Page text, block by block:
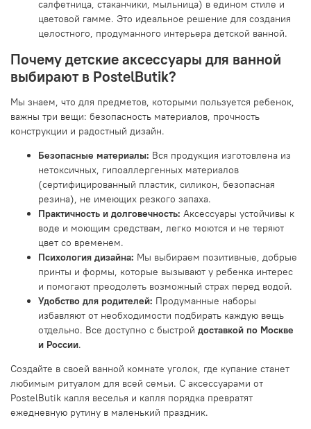
салфетница, стаканчики, мыльница) в едином стиле и
цветовой гамме. Это идеальное решение для создания
целостного, продуманного интерьера детской ванной.
Почему детские аксессуары для ванной
выбирают в PostelButik?
Мы знаем, что для предметов, которыми пользуется ребенок,
важны три вещи: безопасность материалов, прочность
конструкции и радостный дизайн.
Безопасные материалы: Вся продукция изготовлена из
нетоксичных, гипоаллергенных материалов
(сертифицированный пластик, силикон, безопасная
резина), не имеющих резкого запаха.
Практичность и долговечность: Аксессуары устойчивы к
воде и моющим средствам, легко моются и не теряют
цвет со временем.
Психология дизайна: Мы выбираем позитивные, добрые
принты и формы, которые вызывают у ребенка интерес
и помогают преодолеть возможный страх перед водой.
Удобство для родителей: Продуманные наборы
избавляют от необходимости подбирать каждую вещь
отдельно. Все доступно с быстрой доставкой по Москве
и России.
Создайте в своей ванной комнате уголок, где купание станет
любимым ритуалом для всей семьи. С аксессуарами от
PostelButik капля веселья и капля порядка превратят
ежедневную рутину в маленький праздник.